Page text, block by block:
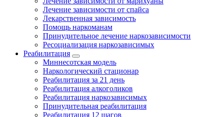
Лечение зависимости от спайса
Лекарственная зависимость
Помощь наркоманам
Принудительное лечение наркозависимости
Ресоциализация наркозависимых
Реабилитация
Миннесотская модель
Наркологический стационар
Реабилитация за 21 день
Реабилитация алкоголиков
Реабилитация наркозависимых
Принудительная реабилитация
Реабилитация 12 шагов